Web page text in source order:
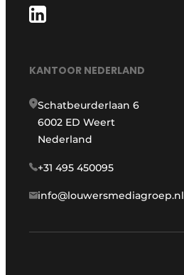
KANTOOR NEDERLAND
Schatbeurderlaan 6
6002 ED Weert
Nederland
+31 495 450095
info@louwersmediagroep.nl